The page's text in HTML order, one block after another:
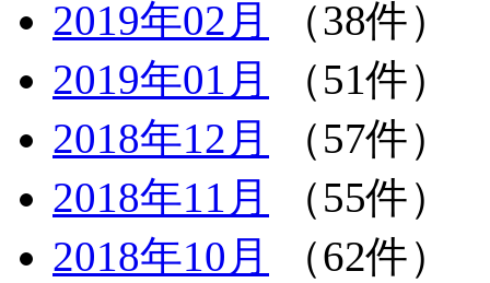
2019年02月
（38件）
2019年01月
（51件）
2018年12月
（57件）
2018年11月
（55件）
2018年10月
（62件）